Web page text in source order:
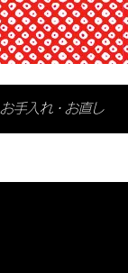
お手入れ・お直し